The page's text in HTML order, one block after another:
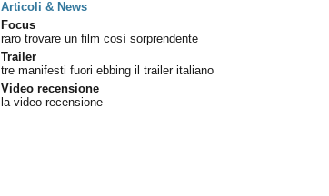
Articoli & News
Focus
raro trovare un film così sorprendente
Trailer
tre manifesti fuori ebbing il trailer italiano
Video recensione
la video recensione